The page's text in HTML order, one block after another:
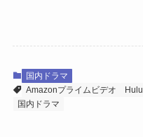
国内ドラマ
Amazonプライムビデオ
Hulu
国内ドラマ